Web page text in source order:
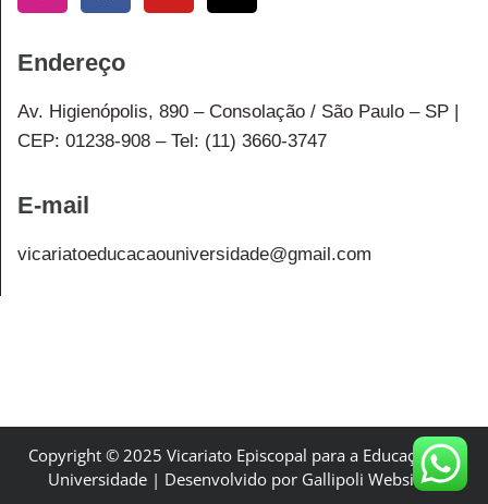
Endereço
Av. Higienópolis, 890 – Consolação / São Paulo – SP |
CEP: 01238-908 – Tel: (11) 3660-3747
E-mail
vicariatoeducacaouniversidade@gmail.com
Copyright © 2025 Vicariato Episcopal para a Educação e a
Universidade | Desenvolvido por Gallipoli Websites.